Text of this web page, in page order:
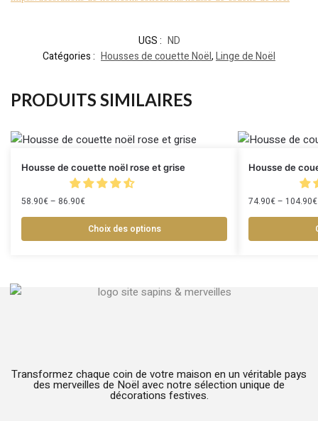
UGS : ND
Catégories : Housses de couette Noël,Linge de Noël
PRODUITS SIMILAIRES
Housse de couette noël rose et grise
58.90€– 86.90€
Choix des options
Housse de
74.90€– 104.90€
Transformez chaque coin de votre maison en un véritable pays
des merveilles de Noël avec notre sélection unique de
décorations festives.